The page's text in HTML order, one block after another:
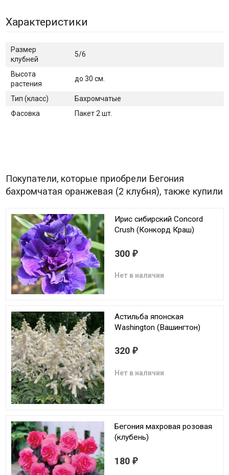
Характеристики
Размер
клубней
5/6
Высота
растения
до 30 см.
Тип (класс)
Бахромчатые
Фасовка
Пакет 2 шт.
Покупатели, которые приобрели Бегония
бахромчатая оранжевая (2 клубня), также купили
Ирис сибирский Concord
Crush (Конкорд Краш)
300 ₽
Нет в наличии
Астильба японская
Washington (Вашингтон)
320 ₽
Нет в наличии
Бегония махровая розовая
(клубень)
180 ₽